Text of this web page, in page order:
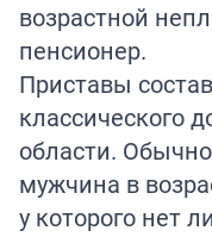
возрастной
пенсионер.
Приставы
классического
области.
мужчина в
у которого нет